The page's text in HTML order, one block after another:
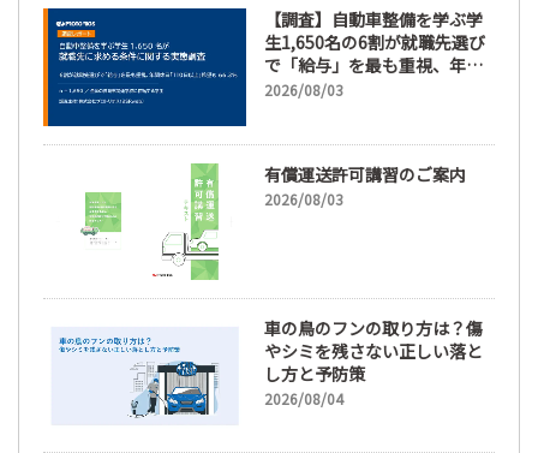
【調査】自動車整備を学ぶ学
生1,650名の6割が就職先選び
で「給与」を最も重視、年間
休日「110日以上」希望も
2026/08/03
有償運送許可講習のご案内
2026/08/03
車の鳥のフンの取り方は？傷
やシミを残さない正しい落と
し方と予防策
2026/08/04